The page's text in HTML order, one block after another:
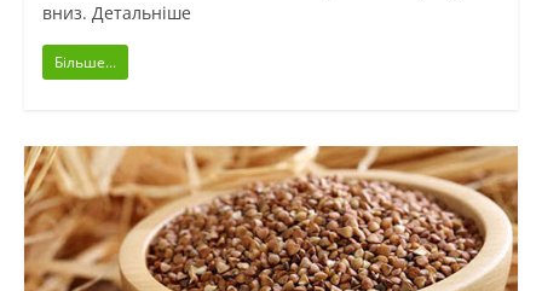
вниз. Детальніше
Більше...